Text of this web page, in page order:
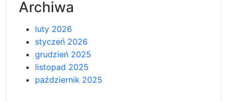
Archiwa
luty 2026
styczeń 2026
grudzień 2025
listopad 2025
październik 2025